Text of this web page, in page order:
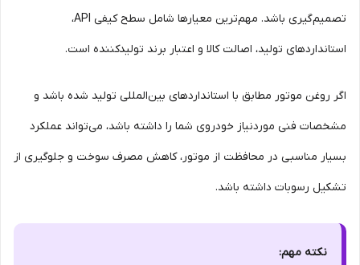
تصمیم‌گیری باشد. مهم‌ترین معیارها شامل سطح کیفی API،
استانداردهای تولید، اصالت کالا و اعتبار برند تولیدکننده است.
اگر روغن موتور مطابق با استانداردهای بین‌المللی تولید شده باشد و
مشخصات فنی موردنیاز خودروی شما را داشته باشد، می‌تواند عملکرد
بسیار مناسبی در محافظت از موتور، کاهش مصرف سوخت و جلوگیری از
تشکیل رسوبات داشته باشد.
نکته مهم: